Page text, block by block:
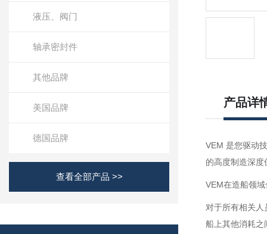
液压、阀门
轴承密封件
其他品牌
美国品牌
德国品牌
查看全部产品 >>
产品详
VEM 是您驱动
的高度制造深
VEM在造船领
对于所有相关
船上其他消耗之